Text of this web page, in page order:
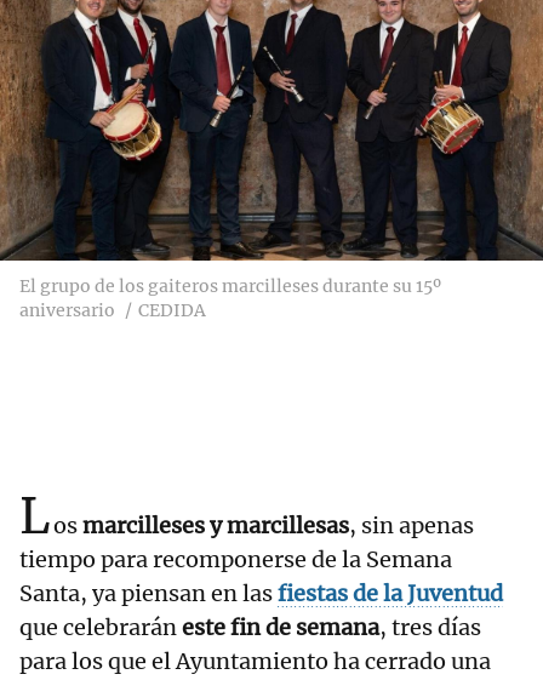
El grupo de los gaiteros marcilleses durante su 15º
aniversario
CEDIDA
Losmarcilleses y marcillesas, sin apenas
tiempo para recomponerse de la Semana
Santa, ya piensan en lasfiestas de la Juventud
que celebraráneste fin de semana, tres días
para los que el Ayuntamiento ha cerrado una